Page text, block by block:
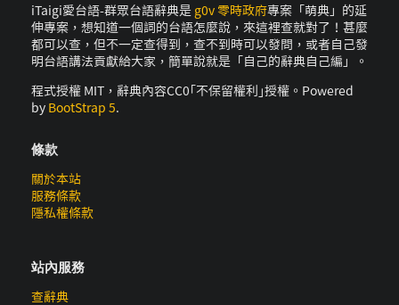
iTaigi愛台語-群眾台語辭典是 g0v 零時政府專案「萌典」的延
伸專案，想知道一個詞的台語怎麼說，來這裡查就對了！甚麼
都可以查，但不一定查得到，查不到時可以發問，或者自己發
明台語講法貢獻給大家，簡單說就是「自己的辭典自己編」。
程式授權 MIT，辭典內容CC0｢不保留權利｣授權。Powered
by BootStrap 5.
條款
關於本站
服務條款
隱私權條款
站內服務
查辭典